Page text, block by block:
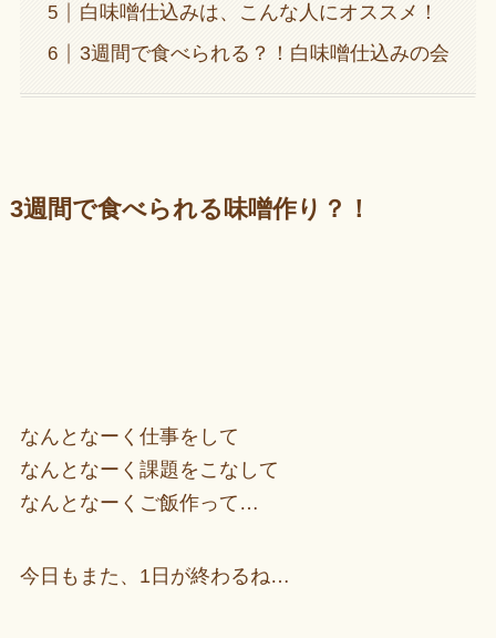
白味噌仕込みは、こんな人にオススメ！
3週間で食べられる？！白味噌仕込みの会
3週間で食べられる味噌作り？！
なんとなーく仕事をして
なんとなーく課題をこなして
なんとなーくご飯作って…
今日もまた、1日が終わるね…